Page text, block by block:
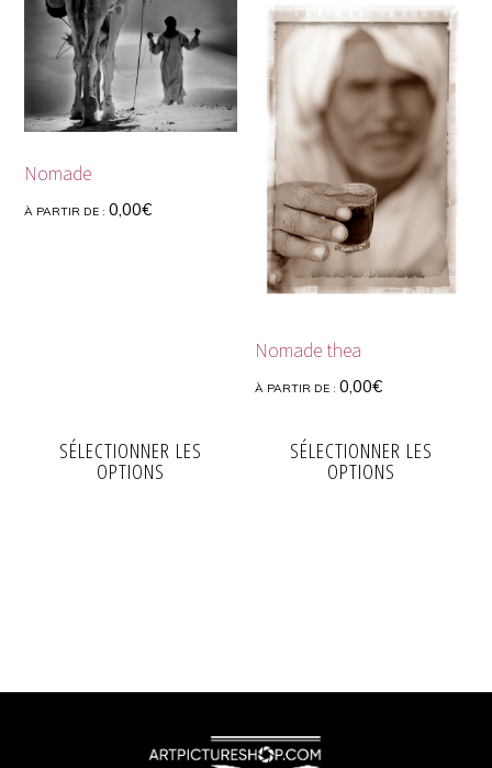
Nomade
À PARTIR DE :0,00€
SÉLECTIONNER LES
OPTIONS
Nomade thea
À PARTIR DE :0,00€
SÉLECTIONNER LES
OPTIONS